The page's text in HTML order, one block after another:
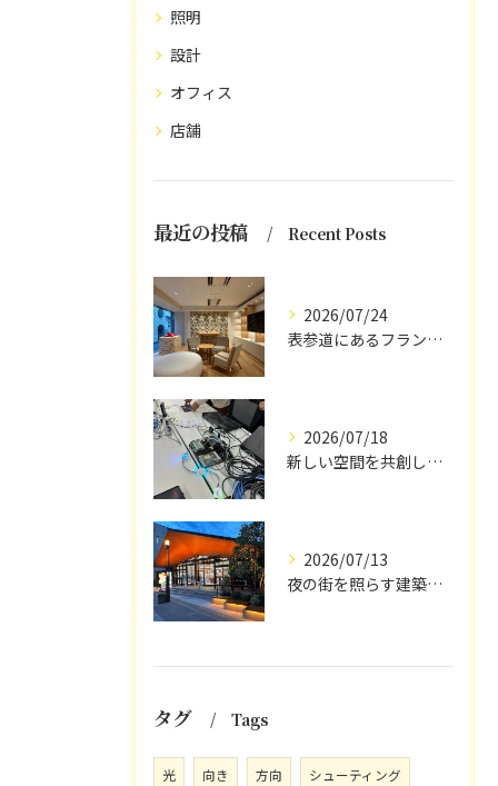
照明
設計
オフィス
店舗
最近の投稿 Recent Posts
2026/07/24
表参道にあるフランスのテーブルウェアブランド
2026/07/18
新しい空間を共創しています。
2026/07/13
夜の街を照らす建築の魅力。
タグ Tags
光 向き 方向 シューティング